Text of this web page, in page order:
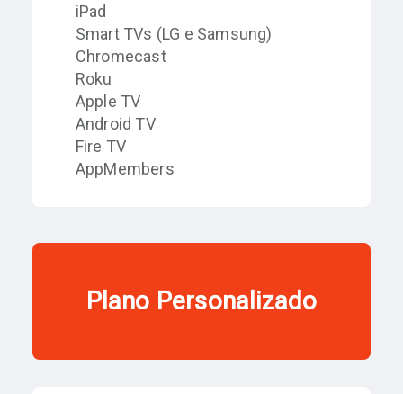
iPad
Smart TVs (LG e Samsung)
Chromecast
Roku
Apple TV
Android TV
Fire TV
AppMembers
Plano Personalizado